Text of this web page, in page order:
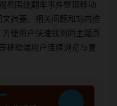
看围绕翻车事件整理移动
摘要、相关问题和站内推
便用户快速找到同主题页
移动端用户连续浏览与复